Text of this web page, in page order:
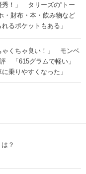
秀！」 タリーズの“トー
・財布・本・飲み物など
るポケットもある」
ゃくちゃ良い！」 モンベ
「615グラムで軽い」
乗りやすくなった」
？